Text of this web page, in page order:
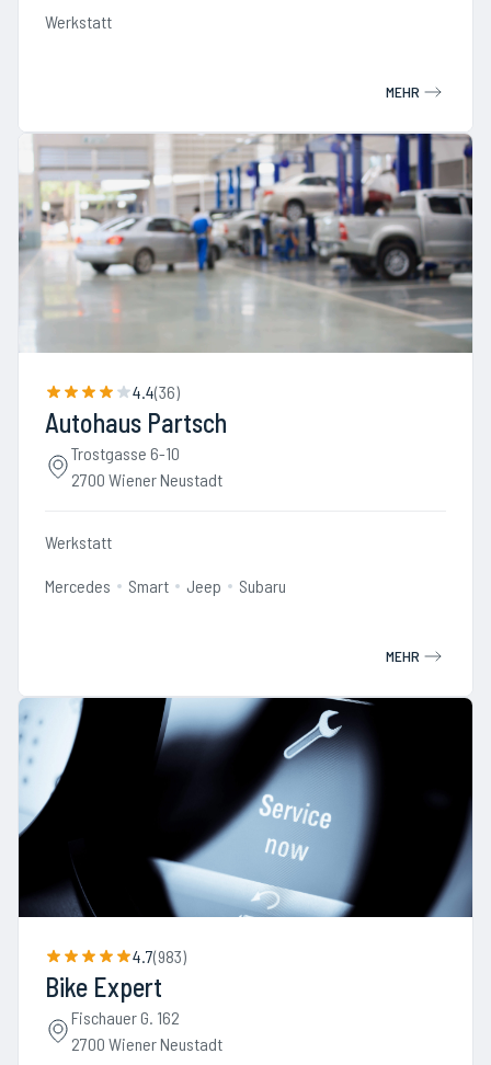
Werkstatt
MEHR
4.4(36)
Autohaus Partsch
Trostgasse 6-10
2700 Wiener Neustadt
Werkstatt
Mercedes Smart Jeep Subaru
MEHR
4.7(983)
Bike Expert
Fischauer G. 162
2700 Wiener Neustadt